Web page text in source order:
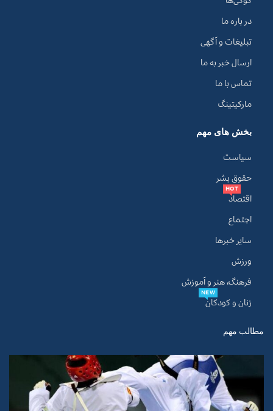
در باره ما
تبلیغات و آگهی
ارسال خبر به ما
تماس با ما
مارکیتینگ
بخش های مهم
سیاست
حقوق بشر
اقتصاد
HOT
اجتماع
سایر خبرها
ورزش
فرهنگ، هنر و آموزش
زنان و کودکان
NEW
مطالب مهم